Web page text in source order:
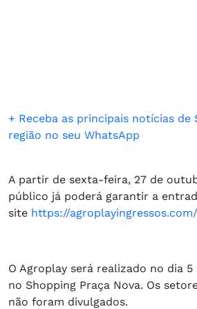
+ Receba as principais notícias de
região no seu WhatsApp
A partir de sexta-feira, 27 de
público já poderá garantir a
site https://agroplayingressos.com/
O Agroplay será realizado no dia
no Shopping Praça Nova. Os
não foram divulgados.